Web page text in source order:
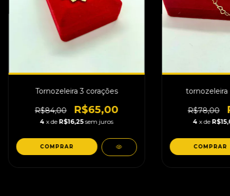
Tornozeleira 3 corações
R$84,00 R$65,00
4 x de R$16,25 sem juros
tornozeleira
R$78,00
4 x de